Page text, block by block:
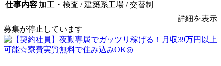
仕事内容 加工・検査 / 建築系工場 / 交替制
詳細を表示
募集が停止しています